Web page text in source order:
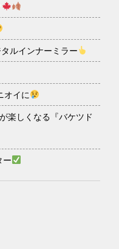
ルインナーミラー
オイに
楽しくなる『バケツド
ー